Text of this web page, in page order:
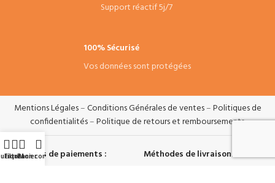
Support réactif 5j/7
100% Sécurisé
Vos données sont protégées
Mentions Légales–Conditions Générales de ventes–Politiques de
confidentialités–Politique de retours et remboursements.
Systèmes de paiements : Méthodes de livraisons :
FiltresPanier
Mon compte